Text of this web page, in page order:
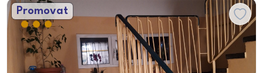
Promovat